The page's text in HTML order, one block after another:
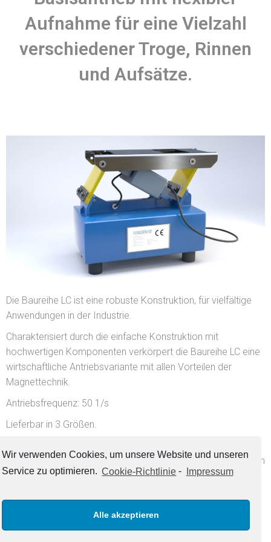
Wir verwenden Cookies, um unsere Website und unseren
Service zu optimieren. Cookie-Richtlinie - Impressum
Alle akzeptieren
Aufnahme für eine Vielzahl
verschiedener Troge, Rinnen
und Aufsätze.
Die Baureihe LC ist eine robuste Konstruktion, für vielfältige
Anwendungen in der Industrie.
Charakterisiert durch die einfache Konstruktion mit
hochwertigen Komponenten verkörpert die Baureihe LC eine
wirtschaftliche Antriebsvariante mit allen Vorteilen der
Magnettechnik.
Antriebsfrequenz: 50 1/s
Lieferbar in 3 Größen.
Dimension des Troges abhängig. Auf Anfrage geben wir Ihnen
gerne Auskunft.